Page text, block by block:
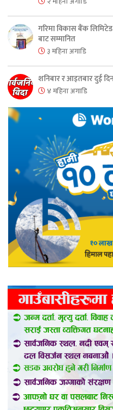
गरिमा विकास बैंक
बाट सम्मानित
३ महिना अगाडि
शनिबार र आइतबार दुई
४ महिना अगाडि